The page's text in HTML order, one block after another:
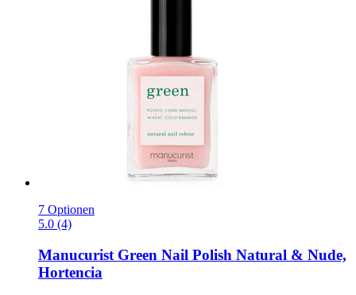
7 Optionen
5.0 (4)
Manucurist Green Nail Polish Natural & Nude,
Hortencia